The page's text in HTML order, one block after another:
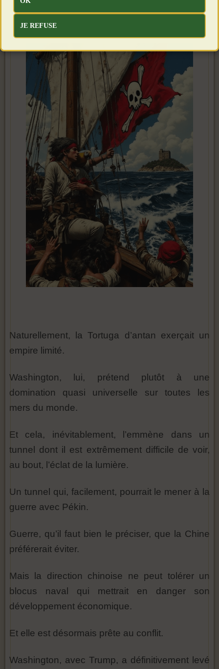
lois, conventions, traités…
Naturellement, la Tortuga d’antan exerçait un
empire limité.
Washington, lui, prétend plutôt à une
domination quasi universelle sur toutes les
mers du monde.
Et cela, inévitablement, l’emmène dans un
tunnel dont il est extrêmement difficile de voir,
au bout, l’éclat de la lumière.
Un tunnel qui, facilement, pourrait le mener à la
guerre avec Pékin.
Guerre, qu’il faut bien le préciser, que la Chine
préférerait éviter.
Mais la direction chinoise ne peut tolérer un
blocus naval qui mettrait en danger son
développement économique.
Et elle est désormais prête au conflit.
Washington, avec Trump, a définitivement levé
JE REFUSE